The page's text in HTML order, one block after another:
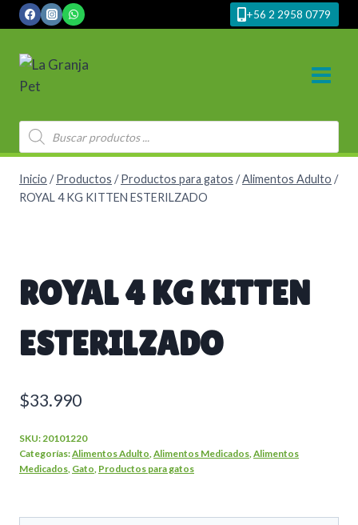
Saltar
al
contenido
+56 2 2958 0779
Búsqueda
de
productos
Inicio / Productos / Productos para gatos /Alimentos Adulto /
ROYAL 4 KG KITTEN ESTERILZADO
ROYAL 4 KG KITTEN
ESTERILZADO
$33.990
SKU: 20101220
Categorías:Alimentos Adulto Alimentos Medicados Alimentos
Medicados Gato Productos para gatos